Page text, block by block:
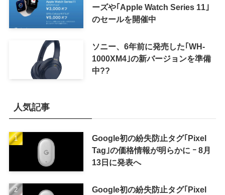
ーズや｢Apple Watch Series 11｣
のセールを開催中
ソニー、6年前に発売した｢WH-
1000XM4｣の新バージョンを準備
中??
人気記事
Google初の紛失防止タグ｢Pixel
Tag｣の価格情報が明らかに ｰ 8月
13日に発表へ
Google初の紛失防止タグ｢Pixel